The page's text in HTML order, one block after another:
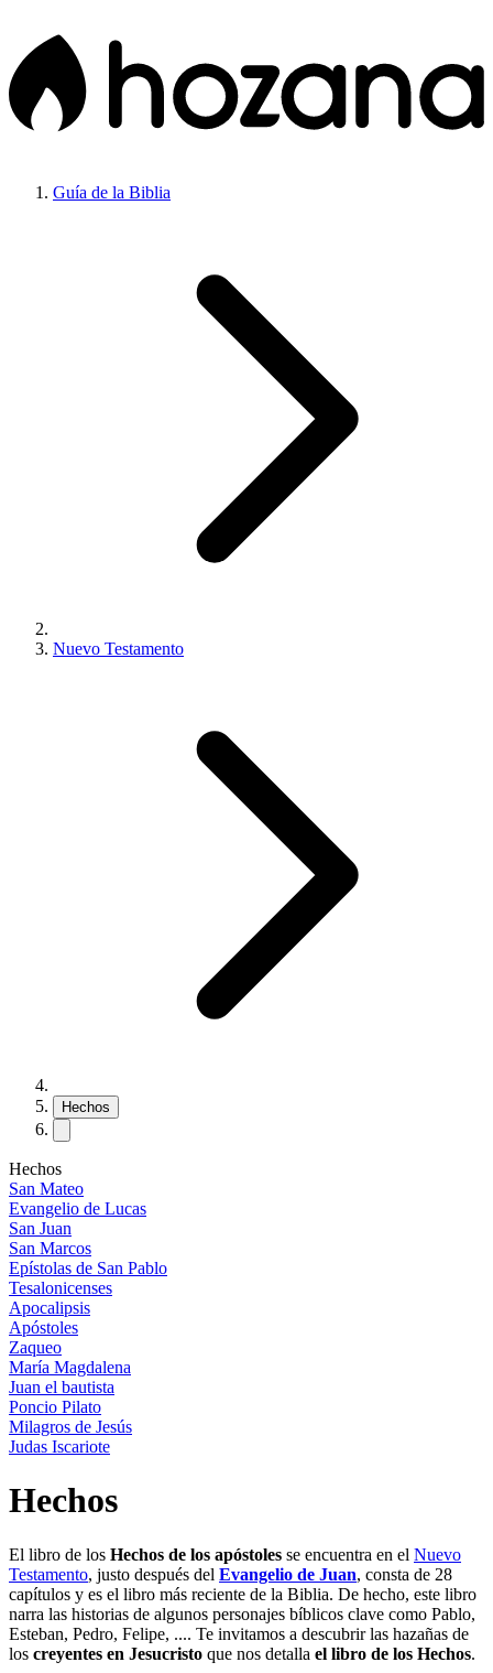
Guía de la Biblia
Nuevo Testamento
Hechos
Hechos
San Mateo
Evangelio de Lucas
San Juan
San Marcos
Epístolas de San Pablo
Tesalonicenses
Apocalipsis
Apóstoles
Zaqueo
María Magdalena
Juan el bautista
Poncio Pilato
Milagros de Jesús
Judas Iscariote
Hechos
El libro de los Hechos de los apóstoles se encuentra en el Nuevo
Testamento, justo después del Evangelio de Juan, consta de 28
capítulos y es el libro más reciente de la Biblia. De hecho, este libro
narra las historias de algunos personajes bíblicos clave como Pablo,
Esteban, Pedro, Felipe, .... Te invitamos a descubrir las hazañas de
los creyentes en Jesucristo que nos detalla el libro de los Hechos.